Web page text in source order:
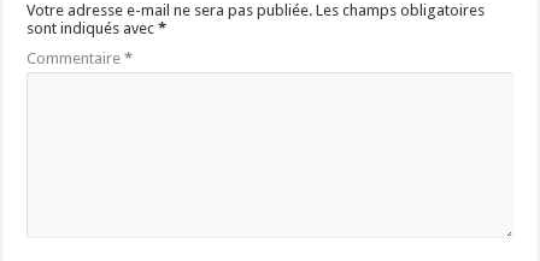
Votre adresse e-mail ne sera pas publiée. Les champs obligatoires
sont indiqués avec*
Commentaire*